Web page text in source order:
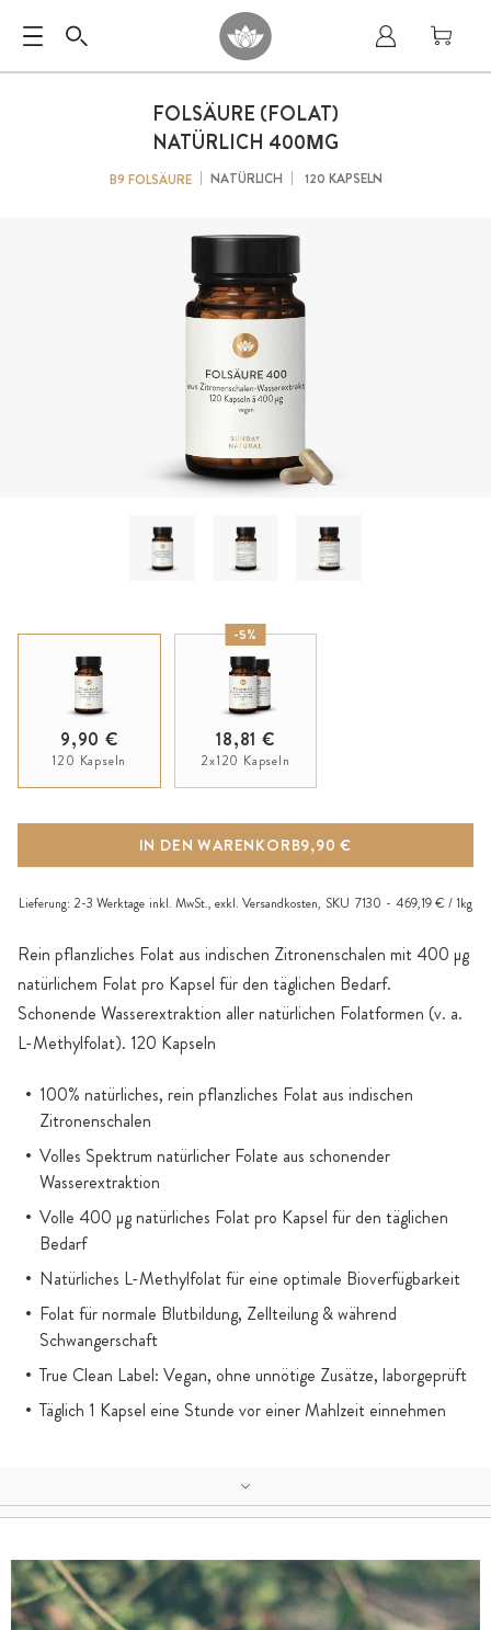
FOLSÄURE (FOLAT)
NATÜRLICH 400ΜG
B9 FOLSÄURE NATÜRLICH 120 KAPSELN
Rein pflanzliches Folat aus indischen Zitronenschalen mit 400 µg
natürlichem Folat pro Kapsel für den täglichen Bedarf.
Schonende Wasserextraktion aller natürlichen Folatformen (v. a.
L-Methylfolat). 120 Kapseln
100% natürliches, rein pflanzliches Folat aus indischen
Zitronenschalen
Volles Spektrum natürlicher Folate aus schonender
Wasserextraktion
Volle 400 µg natürliches Folat pro Kapsel für den täglichen
Bedarf
Natürliches L-Methylfolat für eine optimale Bioverfügbarkeit
Folat für normale Blutbildung, Zellteilung & während
Schwangerschaft
True Clean Label: Vegan, ohne unnötige Zusätze, laborgeprüft
Täglich 1 Kapsel eine Stunde vor einer Mahlzeit einnehmen
9,90 €
120 Kapseln
-5%
18,81 €
2x120 Kapseln
IN DEN WARENKORB9,90 €
Lieferung: 2-3 Werktage inkl. MwSt., exkl. Versandkosten, SKU 7130 469,19 € / 1kg